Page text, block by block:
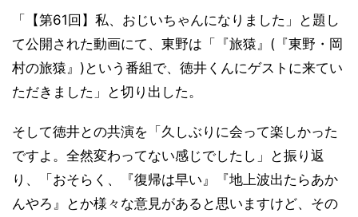
「【第61回】私、おじいちゃんになりました」と題し
て公開された動画にて、東野は「『旅猿』(『東野・岡
村の旅猿』)という番組で、徳井くんにゲストに来てい
ただきました」と切り出した。
そして徳井との共演を「久しぶりに会って楽しかった
ですよ。全然変わってない感じでしたし」と振り返
り、「おそらく、『復帰は早い』『地上波出たらあか
んやろ』とか様々な意見があると思いますけど、その